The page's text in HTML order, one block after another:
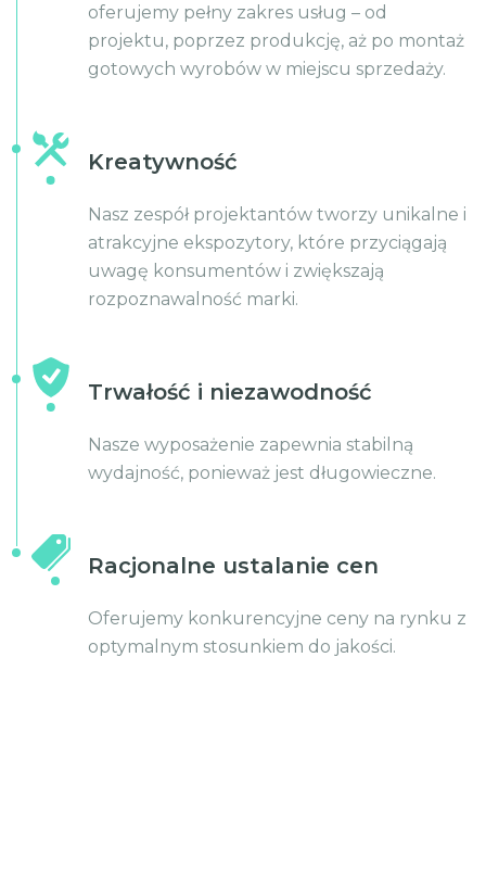
oferujemy pełny zakres usług – od
projektu, poprzez produkcję, aż po montaż
gotowych wyrobów w miejscu sprzedaży.
Kreatywność
Nasz zespół projektantów tworzy unikalne i
atrakcyjne ekspozytory, które przyciągają
uwagę konsumentów i zwiększają
rozpoznawalność marki.
Trwałość i niezawodność
Nasze wyposażenie zapewnia stabilną
wydajność, ponieważ jest długowieczne.
Racjonalne ustalanie cen
Oferujemy konkurencyjne ceny na rynku z
optymalnym stosunkiem do jakości.